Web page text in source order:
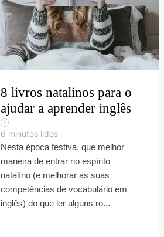
8 livros natalinos para o
ajudar a aprender inglês
6 minutos lidos
Nesta época festiva, que melhor
maneira de entrar no espírito
natalíno (e melhorar as suas
competências de vocabulário em
inglês) do que ler alguns ro...